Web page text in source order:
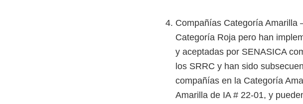
Compañías Categoría
Categoría Roja pero han
y aceptadas por SENASICA
los SRRC y han sido
compañías en la Categoría
Amarilla de IA # 22-01, y